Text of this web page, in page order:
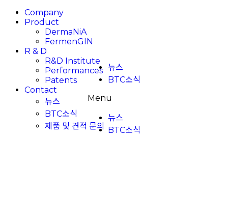
뉴스
BTC소식
Menu
뉴스
BTC소식
Company
Product
DermaNiA
FermenGIN
R & D
R&D Institute
Performances
Patents
Contact
뉴스
BTC소식
제품 및 견적 문의